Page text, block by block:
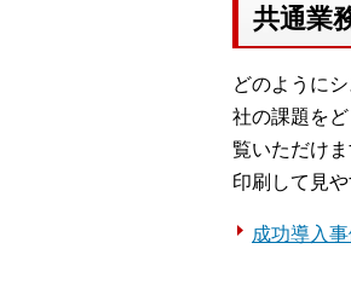
共通業
どのように
社の課題を
覧いただけま
印刷して見
成功導入